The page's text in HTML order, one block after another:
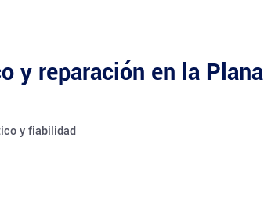
y reparación en la Plana
y fiabilidad